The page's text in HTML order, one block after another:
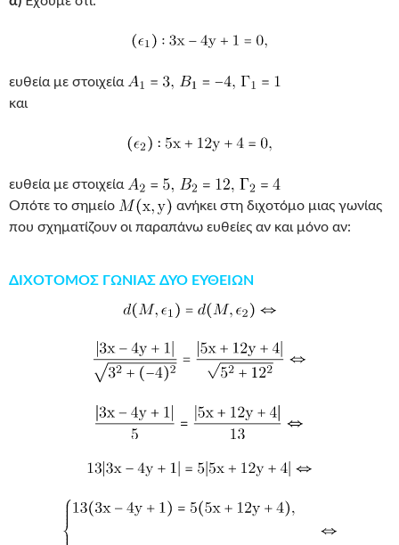
ευθεία με στοιχεία
και
ευθεία με στοιχεία
Οπότε το σημείο
ανήκει στη διχοτόμο μιας γωνίας
που σχηματίζουν οι παραπάνω ευθείες αν και μόνο αν:
ΔΙΧΟΤΟΜΟΣ ΓΩΝΙΑΣ ΔΥΟ ΕΥΘΕΙΩΝ